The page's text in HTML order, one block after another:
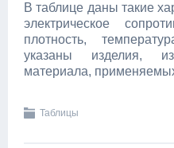
В таблице даны такие
электрическое
плотность,
указаны изделия,
материала,
Таблицы